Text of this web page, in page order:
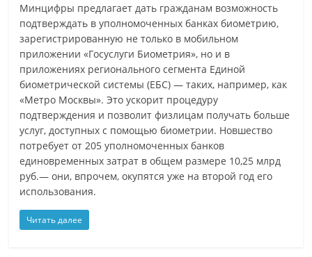
Минцифры предлагает дать гражданам возможность
подтверждать в уполномоченных банках биометрию,
зарегистрированную не только в мобильном
приложении «Госуслуги Биометрия», но и в
приложениях регионального сегмента Единой
биометрической системы (ЕБС) — таких, например, как
«Метро Москвы». Это ускорит процедуру
подтверждения и позволит физлицам получать больше
услуг, доступных с помощью биометрии. Новшество
потребует от 205 уполномоченных банков
единовременных затрат в общем размере 10,25 млрд
руб.— они, впрочем, окупятся уже на второй год его
использования.
Читать далее